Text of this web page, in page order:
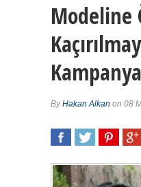
Modeline
ByHakan Alkan on 08